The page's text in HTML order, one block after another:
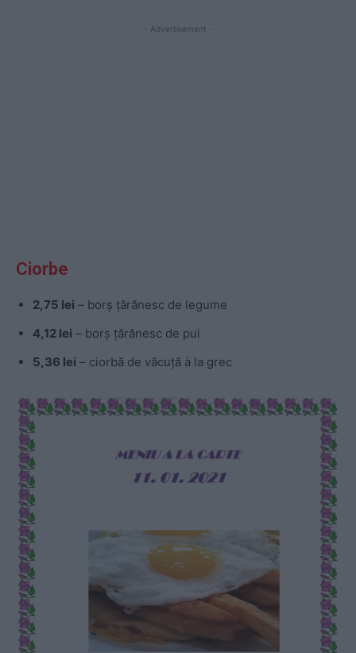
- Advertisement -
Ciorbe
2,75 lei – borș țărănesc de legume
4,12 lei – borș țărănesc de pui
5,36 lei – ciorbă de văcuță à la grec